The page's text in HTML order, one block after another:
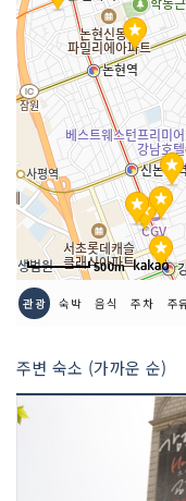
판매 품목
매장안내
500m
관광 숙박 음식 주차 주
주변 숙소 (가까운 순)